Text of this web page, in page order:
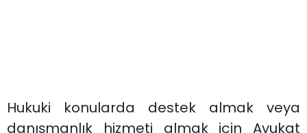
Hukuki konularda destek almak veya
danışmanlık hizmeti almak için Avukat